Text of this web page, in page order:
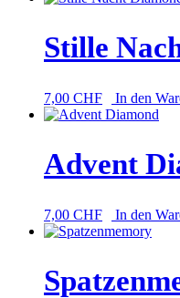
Stille
7,00 CHF In den
Advent
7,00 CHF In den